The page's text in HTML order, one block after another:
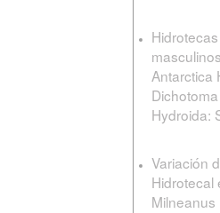
Antarctica
Hydroida:
Variación
Hidrotecal
Milneanus